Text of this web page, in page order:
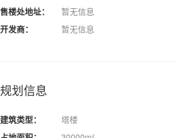
售楼处地址：
暂无信息
开发商：
暂无信息
规划信息
建筑类型： 塔楼